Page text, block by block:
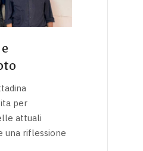
per
attuali
una riflessione